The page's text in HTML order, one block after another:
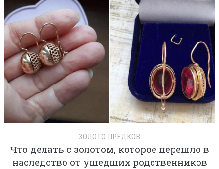
ЗОЛОТО ПРЕДКОВ
Что делать с золотом, которое перешло в
наследство от ушедших родственников